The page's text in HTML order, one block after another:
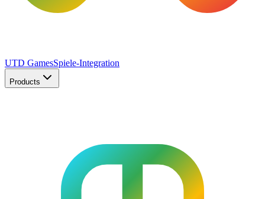
UTD GamesSpiele-Integration
Products